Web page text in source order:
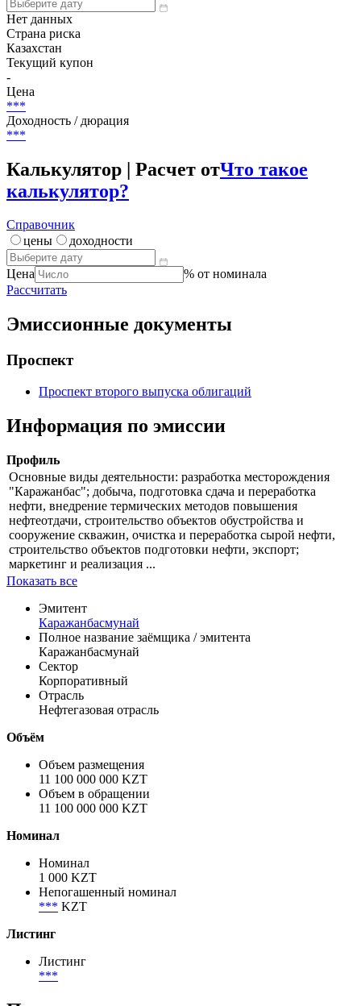
Нет данных
Страна риска
Казахстан
Текущий купон
-
Цена
***
Доходность / дюрация
***
Калькулятор | Расчет отЧто такое
калькулятор?
Справочник
цены
доходности
Цена
% от номинала
Рассчитать
Эмиссионные документы
Проспект
Проспект второго выпуска облигаций
Информация по эмиссии
Профиль
Основные виды деятельности: разработка месторождения
"Каражанбас"; добыча, подготовка сдача и переработка
нефти, внедрение термических методов повышения
нефтеотдачи, строительство объектов обустройства и
сооружение скважин, очистка и переработка сырой нефти,
строительство объектов подготовки нефти, экспорт;
маркетинг и реализация ...
Показать все
Эмитент
Каражанбасмунай
Полное название заёмщика / эмитента
Каражанбасмунай
Сектор
Корпоративный
Отрасль
Нефтегазовая отрасль
Объём
Объем размещения
11 100 000 000 KZT
Объем в обращении
11 100 000 000 KZT
Номинал
Номинал
1 000 KZT
Непогашенный номинал
*** KZT
Листинг
Листинг
***